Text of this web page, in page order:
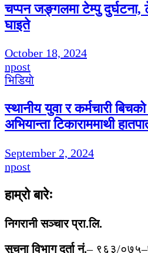
चप्पन जङ्गलमा टेम्पु दुर्घटना,
घाइते
October 18, 2024
npost
भिडियाे
स्थानीय युवा र कर्मचारी बिचको
अभियान्ता टिकाराममाथी
September 2, 2024
npost
हाम्रो बारेः
निगरानी सञ्चार प्रा.लि.
सुचना विभाग दर्ता नं.– ९६३/